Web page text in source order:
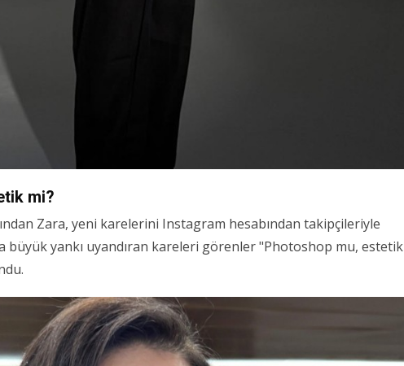
mi?
Zara, yeni karelerini Instagram hesabından takipçileriyle
büyük yankı uyandıran kareleri görenler "Photoshop mu, estetik